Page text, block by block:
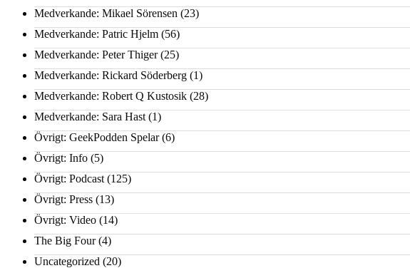
Medverkande: Mikael Sörensen (23)
Medverkande: Patric Hjelm (56)
Medverkande: Peter Thiger(25)
Medverkande: Rickard Söderberg (1)
Medverkande: Robert Q Kustosik (28)
Medverkande: Sara Hast (1)
Övrigt: GeekPodden Spelar(6)
Övrigt: Info (5)
Övrigt: Podcast (125)
Övrigt: Press (13)
Övrigt: Video (14)
The Big Four(4)
Uncategorized (20)